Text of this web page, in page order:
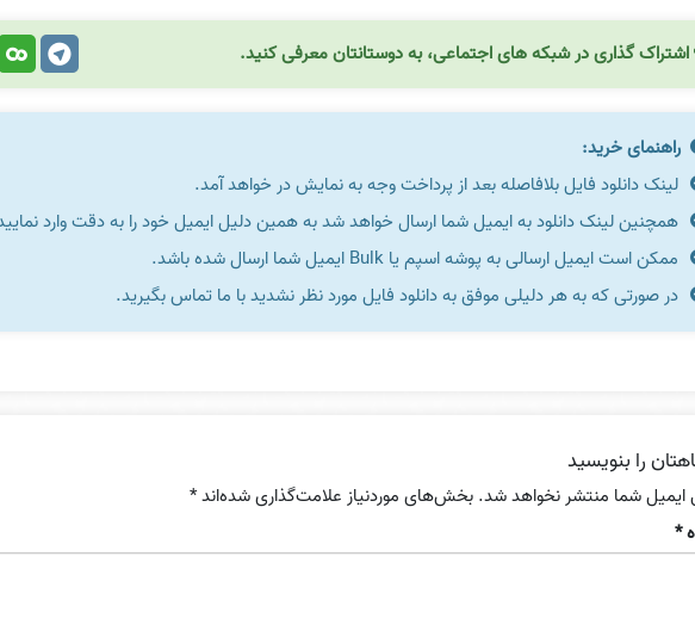
اشتراک گذاری در شبکه های اجتماعی، به دوستانتان معرفی کنید.
راهنمای خرید:
لینک دانلود فایل بلافاصله بعد از پرداخت وجه به نمایش در خواهد آمد.
همچنین لینک دانلود به ایمیل شما ارسال خواهد شد به همین دلیل ایمیل خود را به دقت وارد
ممکن است ایمیل ارسالی به پوشه اسپم یا Bulk ایمیل شما ارسال شده باشد.
در صورتی که به هر دلیلی موفق به دانلود فایل مورد نظر نشدید با ما تماس بگیرید.
را بنویسید
ایمیل شما منتشر نخواهد شد. بخش‌های موردنیاز علامت‌گذاری شده‌اند*
*